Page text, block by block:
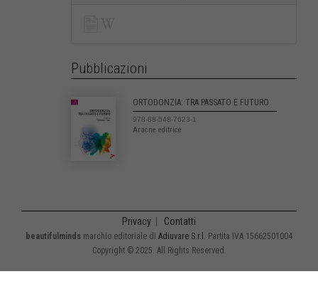
Pubblicazioni
ORTODONZIA: TRA PASSATO E FUTURO
978-88-548-7623-1
Aracne editrice
Privacy Contatti
beautifulminds marchio editoriale di Adiuvare S.r.l. Partita IVA 15662501004
Copyright © 2025. All Rights Reserved.